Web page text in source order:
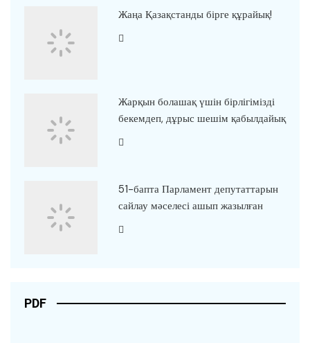
Жаңа Қазақстанды бірге құрайық!
Жарқын болашақ үшін бірлігімізді
бекемдеп, дұрыс шешім қабылдайық
51-бапта Парламент депутаттарын
сайлау мәселесі ашып жазылған
PDF